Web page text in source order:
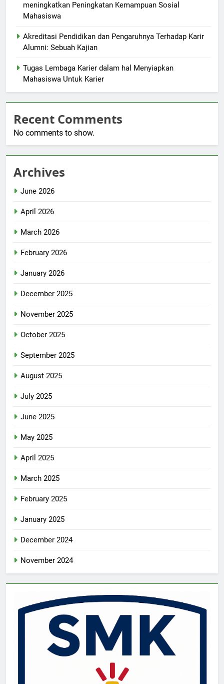
meningkatkan Peningkatan Kemampuan Sosial
Mahasiswa
Akreditasi Pendidikan dan Pengaruhnya Terhadap Karir
Alumni: Sebuah Kajian
Tugas Lembaga Karier dalam hal Menyiapkan
Mahasiswa Untuk Karier
Recent Comments
No comments to show.
Archives
June 2026
April 2026
March 2026
February 2026
January 2026
December 2025
November 2025
October 2025
September 2025
August 2025
July 2025
June 2025
May 2025
April 2025
March 2025
February 2025
January 2025
December 2024
November 2024